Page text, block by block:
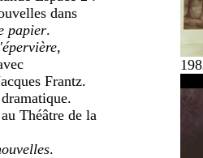
dans
papier.
,
Frantz.
au Théâtre de la
.